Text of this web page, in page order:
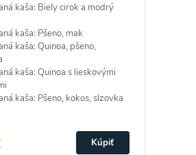
kaša: Biely cirok a modrý
kaša: Pšeno, mak
kaša: Quinoa, pšeno,
kaša: Quinoa s lieskovými
kaša: Pšeno, kokos, slzovka
Kúpiť